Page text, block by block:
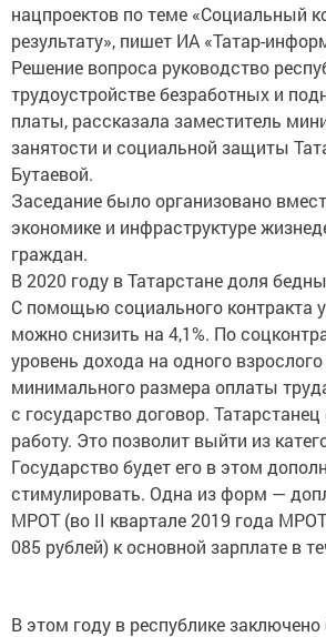
нацпроектов по теме «Социальный
результату», пишет ИА «Татар-
Решение вопроса руководство​
трудоустройстве безработных и
платы, рассказала заместитель
занятости и социальной защиты
Бутаевой.​
Заседание было организовано
экономике и инфраструктуре
граждан.
В 2020 году в Татарстане доля
С помощью социального контракта
можно снизить на 4,1%. По
уровень дохода на одного
минимального размера оплаты
с государство договор.
работу. Это позволит выйти из
Государство будет​ его в этом
стимулировать. Одна из​ форм​ —
МРОТ (во​ II​ квартале 2019 года
085 рублей) к​ основной зарплате в
В этом году в республике